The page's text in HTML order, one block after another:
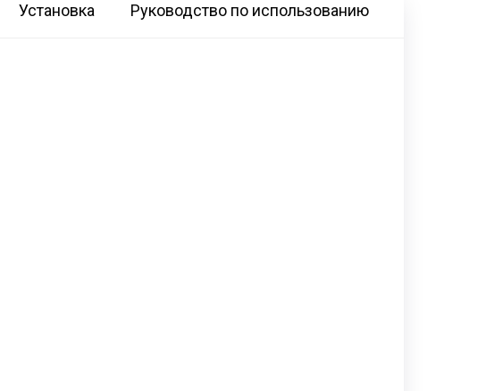
Установка Руководство по использованию